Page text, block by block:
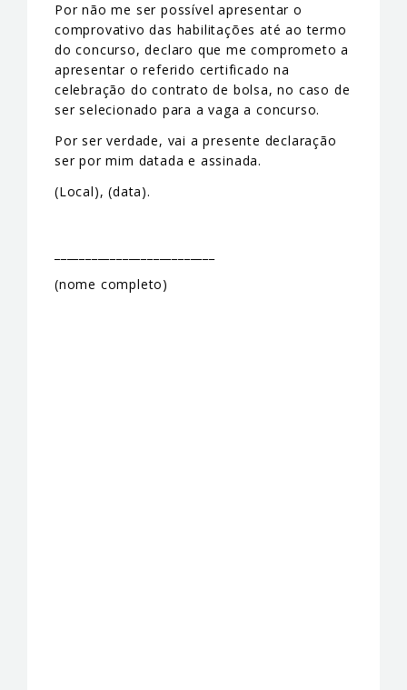
Por não me ser possível apresentar o
comprovativo das habilitações até ao termo
do concurso, declaro que me comprometo a
apresentar o referido certificado na
celebração do contrato de bolsa, no caso de
ser selecionado para a vaga a concurso.
Por ser verdade, vai a presente declaração
ser por mim datada e assinada.
(Local), (data).
(nome completo)